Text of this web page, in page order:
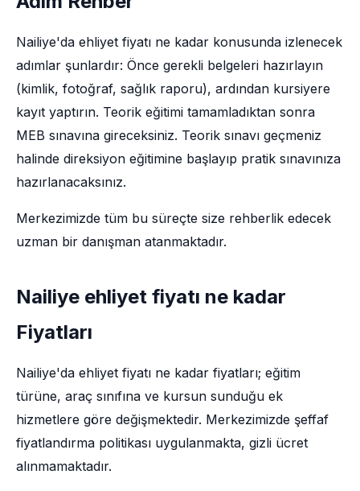
Nailiye'da ehliyet fiyatı ne kadar konusunda izlenecek
adımlar şunlardır: Önce gerekli belgeleri hazırlayın
(kimlik, fotoğraf, sağlık raporu), ardından kursiyere
kayıt yaptırın. Teorik eğitimi tamamladıktan sonra
MEB sınavına gireceksiniz. Teorik sınavı geçmeniz
halinde direksiyon eğitimine başlayıp pratik sınavınıza
hazırlanacaksınız.
Merkezimizde tüm bu süreçte size rehberlik edecek
uzman bir danışman atanmaktadır.
Nailiye ehliyet fiyatı ne kadar
Fiyatları
Nailiye'da ehliyet fiyatı ne kadar fiyatları; eğitim
türüne, araç sınıfına ve kursun sunduğu ek
hizmetlere göre değişmektedir. Merkezimizde şeffaf
fiyatlandırma politikası uygulanmakta, gizli ücret
alınmamaktadır.